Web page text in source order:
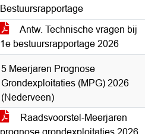
Bestuursrapportage
Antw. Technische vragen bij
1e bestuursrapportage 2026
5 Meerjaren Prognose
Grondexploitaties (MPG) 2026
(Nederveen)
Raadsvoorstel-Meerjaren
prognose grondexploitaties 2026